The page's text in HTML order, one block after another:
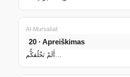
Al-Mursaliat
20 · Apreiškimas